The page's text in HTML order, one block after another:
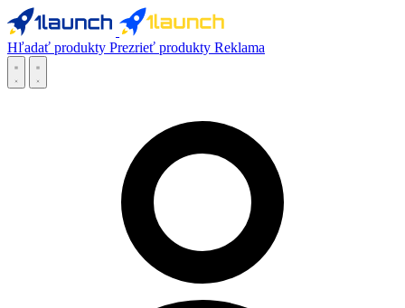
Hľadať produkty Prezrieť produkty Reklama